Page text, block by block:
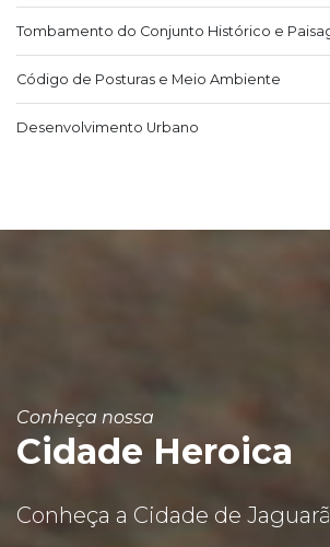
Tombamento do Conjunto Histórico e
Código de Posturas e Meio Ambiente
Desenvolvimento Urbano
Conheça nossa
Cidade Heroica
Conheça a Cidade de